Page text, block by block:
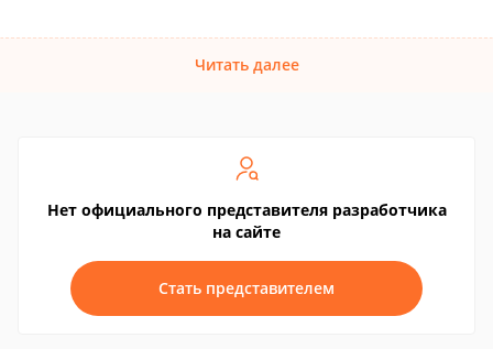
Читать далее
Нет официального представителя разработчика
на сайте
Стать представителем